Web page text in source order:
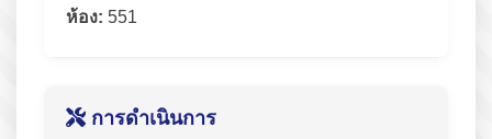
ห้อง: 551
การดำเนินการ